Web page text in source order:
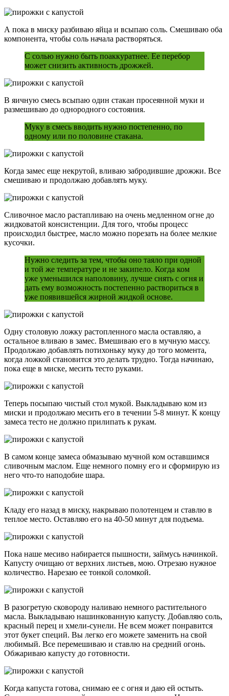
А пока в миску разбиваю яйца и всыпаю соль. Смешиваю оба
компонента, чтобы соль начала растворяться.
С солью нужно быть поаккуратнее. Ее перебор
может снизить активность дрожжей.
В яичную смесь всыпаю один стакан просеянной муки и
размешиваю до однородного состояния.
Муку в смесь вводить нужно постепенно, по
одному или по половине стакана.
Когда замес еще некрутой, вливаю забродившие дрожжи. Все
смешиваю и продолжаю добавлять муку.
Сливочное масло растапливаю на очень медленном огне до
жидковатой консистенции. Для того, чтобы процесс
происходил быстрее, масло можно порезать на более мелкие
кусочки.
Нужно следить за тем, чтобы оно таяло при одной
и той же температуре и не закипело. Когда ком
уже уменьшился наполовину, лучше снять с огня и
дать ему возможность постепенно раствориться в
уже появившейся жирной жидкой основе.
Одну столовую ложку растопленного масла оставляю, а
остальное вливаю в замес. Вмешиваю его в мучную массу.
Продолжаю добавлять потихоньку муку до того момента,
когда ложкой становится это делать трудно. Тогда начинаю,
пока еще в миске, месить тесто руками.
Теперь посыпаю чистый стол мукой. Выкладываю ком из
миски и продолжаю месить его в течении 5-8 минут. К концу
замеса тесто не должно прилипать к рукам.
В самом конце замеса обмазываю мучной ком оставшимся
сливочным маслом. Еще немного помну его и сформирую из
него что-то наподобие шара.
Кладу его назад в миску, накрываю полотенцем и ставлю в
теплое место. Оставляю его на 40-50 минут для подъема.
Пока наше месиво набирается пышности, займусь начинкой.
Капусту очищаю от верхних листьев, мою. Отрезаю нужное
количество. Нарезаю ее тонкой соломкой.
В разогретую сковороду наливаю немного растительного
масла. Выкладываю нашинкованную капусту. Добавляю соль,
красный перец и хмели-сунели. Не всем может понравится
этот букет специй. Вы легко его можете заменить на свой
любимый. Все перемешиваю и ставлю на средний огонь.
Обжариваю капусту до готовности.
Когда капуста готова, снимаю ее с огня и даю ей остыть.